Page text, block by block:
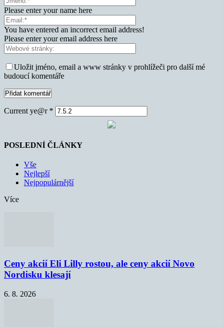
Please enter your name here
You have entered an incorrect email address!
Please enter your email address here
Uložit jméno, email a www stránky v prohlížeči pro další mé
budoucí komentáře
Current ye@r *
POSLEDNÍ ČLÁNKY
Vše
Nejlepší
Nejpopulárnější
Více
Ceny akcií Eli Lilly rostou, ale ceny akcií Novo
Nordisku klesají
6. 8. 2026